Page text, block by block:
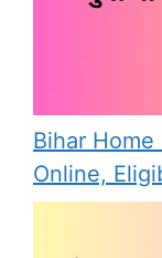
Bihar
Online,